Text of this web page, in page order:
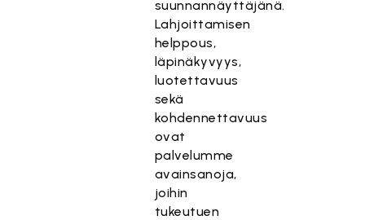
suunnannäyttäjänä.
Lahjoittamisen
helppous,
läpinäkyvyys,
luotettavuus
sekä
kohdennettavuus
ovat
palvelumme
avainsanoja,
joihin
tukeutuen